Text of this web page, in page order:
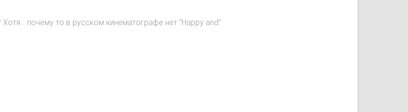
почему то в русском кинематографе нет “Happy and”